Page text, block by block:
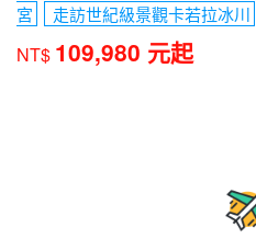
宮
走訪世紀級景觀卡若拉冰川
NT$ 109,980 元起